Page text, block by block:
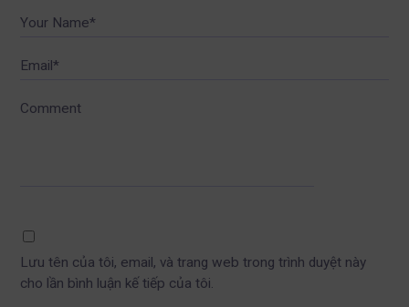
Your Name*
Email*
Comment
Lưu tên của tôi, email, và trang web trong trình duyệt này
cho lần bình luận kế tiếp của tôi.